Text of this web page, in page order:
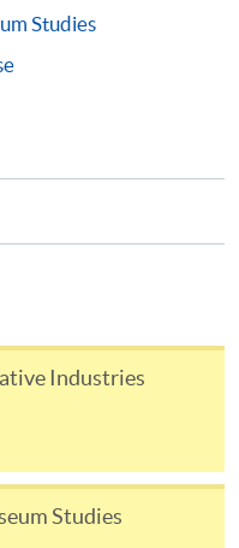
或 「轉數快」(FPS)
需要其他資料，報名
責人索取。填妥申請
以及所需證明文件親
Studies
Industries
Studies